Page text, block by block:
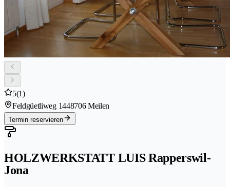
5(1)
Feldgüetliweg 1448706 Meilen
Termin reservieren
HOLZWERKSTATT LUIS Rapperswil-
Jona